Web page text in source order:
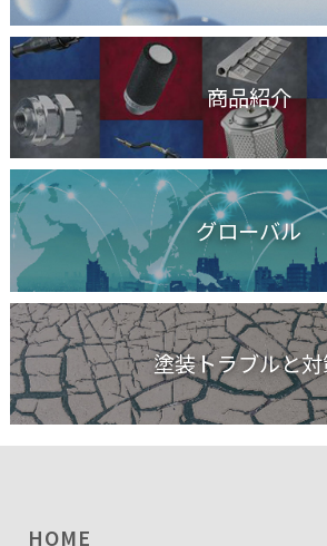
商品紹介
グローバル
塗装トラブルと
HOME